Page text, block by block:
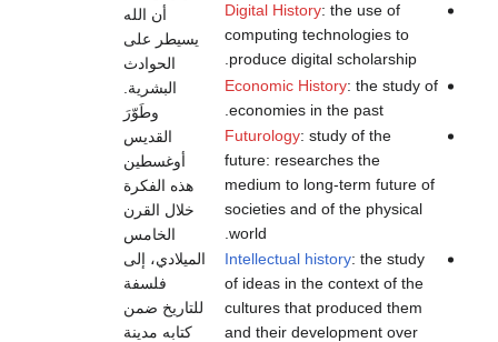
Digital History: the use of
computing technologies to
produce digital scholarship.
Economic History: the study of
economies in the past.
Futurology: study of the
future: researches the
medium to long-term future of
societies and of the physical
world.
Intellectual history: the study
of ideas in the context of the
cultures that produced them
and their development over
أن الله
يسيطر على
الحوادث
البشرية.
وطَوّرَ
القديس
أوغسطين
هذه الفكرة
خلال القرن
الخامس
الميلادي، إلى
فلسفة
للتاريخ ضمن
كتابه مدينة